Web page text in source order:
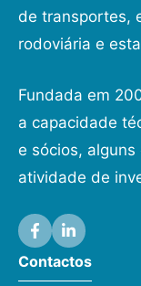
de transportes,
rodoviária e
Fundada em
a capacidade
e sócios,
atividade de
Contactos